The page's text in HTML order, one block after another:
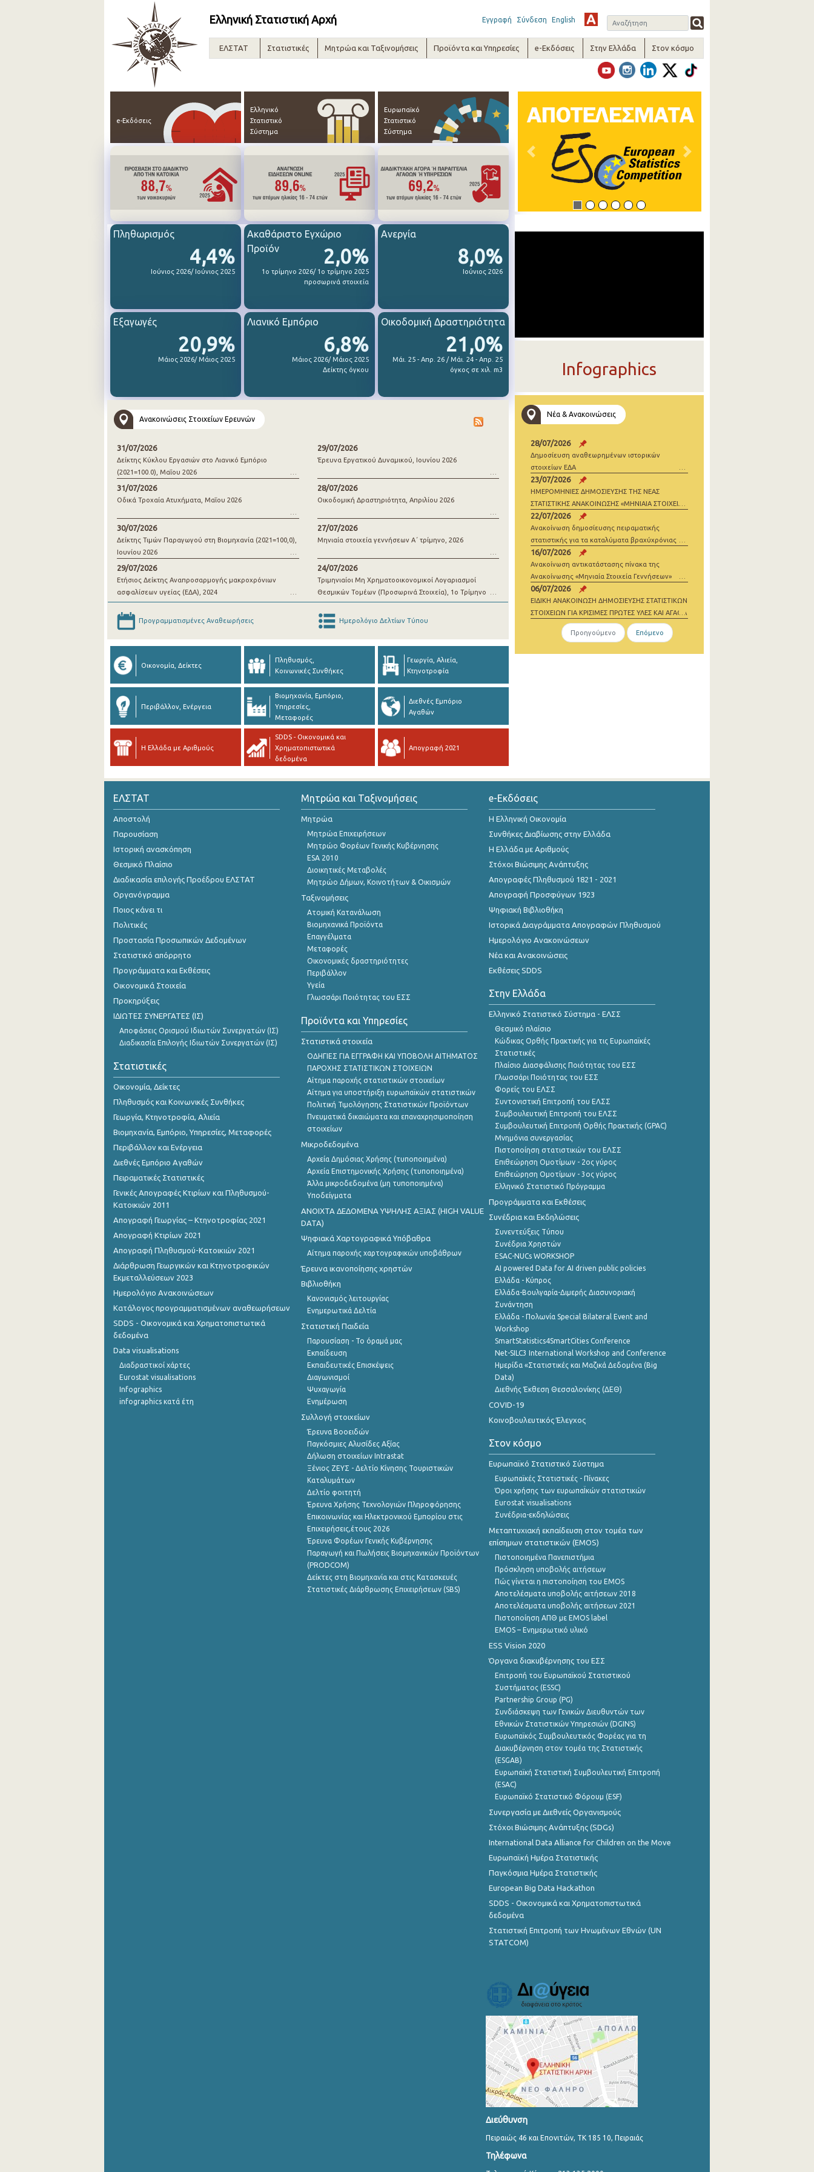
Ελληνική Στατιστική Αρχή Εγγραφή Σύνδεση English
ΕΛΣΤΑΤ Στατιστικές Μητρώα και Ταξινομήσεις Προϊόντα και Υπηρεσίες e-Εκδόσεις Στην Ελλάδα Στον κόσμο
e-Εκδόσεις
Ελληνικό
Στατιστικό
Σύστημα
Ευρωπαϊκό
Στατιστικό
Σύστημα
4,4%
Ιούνιος 2026/ Ιούνιος 2025
Πληθωρισμός
2,0%
1ο τρίμηνο 2026/ 1ο τρίμηνο 2025
προσωρινά στοιχεία
Ακαθάριστο Εγχώριο
Προϊόν
8,0%
Ιούνιος 2026
Ανεργία
20,9%
Μάιος 2026/ Μάιος 2025
Εξαγωγές
6,8%
Μάιος 2026/ Μάιος 2025
Δείκτης όγκου
Λιανικό Εμπόριο
21,0%
Μάι. 25 - Απρ. 26 / Μάι. 24 - Απρ. 25
όγκος σε χιλ. m3
Οικοδομική Δραστηριότητα
Ανακοινώσεις Στοιχείων Ερευνών
31/07/2026
Δείκτης Κύκλου Εργασιών στο Λιανικό Εμπόριο
(2021=100.0), Μαΐου 2026
31/07/2026
Οδικά Τροχαία Ατυχήματα, Μαΐου 2026
30/07/2026
Δείκτης Τιμών Παραγωγού στη Βιομηχανία (2021=100,0),
Ιουνίου 2026
29/07/2026
Ετήσιος Δείκτης Αναπροσαρμογής μακροχρόνιων
ασφαλίσεων υγείας (ΕΔΑ), 2024
29/07/2026
Έρευνα Εργατικού Δυναμικού, Ιουνίου 2026
28/07/2026
Οικοδομική Δραστηριότητα, Απριλίου 2026
27/07/2026
Μηνιαία στοιχεία γεννήσεων Α΄ τρίμηνο, 2026
24/07/2026
Τριμηνιαίοι Μη Χρηματοοικονομικοί Λογαριασμοί
Θεσμικών Τομέων (Προσωρινά Στοιχεία), 1o Τρίμηνο
2026
Προγραμματισμένες Αναθεωρήσεις Ημερολόγιο Δελτίων Τύπου
Οικονομία, Δείκτες
Πληθυσμός,
Κοινωνικές Συνθήκες
Γεωργία, Αλιεία,
Κτηνοτροφία
Περιβάλλον, Ενέργεια
Βιομηχανία, Εμπόριο,
Υπηρεσίες,
Μεταφορές
Διεθνές Εμπόριο
Αγαθών
Η Ελλάδα με Αριθμούς
SDDS - Οικονομικά και
Χρηματοπιστωτικά
δεδομένα
Απογραφή 2021
Previous Next
Infographics
Νέα & Ανακοινώσεις
28/07/2026
Δημοσίευση αναθεωρημένων ιστορικών
στοιχείων ΕΔΑ
23/07/2026
ΗΜΕΡΟΜΗΝΙΕΣ ΔΗΜΟΣΙΕΥΣΗΣ ΤΗΣ ΝΕΑΣ
ΣΤΑΤΙΣΤΙΚΗΣ ΑΝΑΚΟΙΝΩΣΗΣ «ΜΗΝΙΑΙΑ ΣΤΟΙΧΕΙΑ
ΓΕΝΝΗΣΕΩΝ» 2026
22/07/2026
Ανακοίνωση δημοσίευσης πειραματικής
στατιστικής για τα καταλύματα βραχύχρόνιας
μίσθωσης
16/07/2026
Ανακοίνωση αντικατάστασης πίνακα της
Ανακοίνωσης «Μηνιαία Στοιχεία Γεννήσεων»
06/07/2026
ΕΙΔΙΚΗ ΑΝΑΚΟΙΝΩΣΗ ΔΗΜΟΣΙΕΥΣΗΣ ΣΤΑΤΙΣΤΙΚΩΝ
ΣΤΟΙΧΕΙΩΝ ΓΙΑ ΚΡΙΣΙΜΕΣ ΠΡΩΤΕΣ ΥΛΕΣ ΚΑΙ ΑΓΑΘΑ
ΜΗΔΕΝΙΚΩΝ ΕΚΠΟΜΠΩΝ 2021-2023
Προηγούμενο
Επόμενο
ΕΛΣΤΑΤ
Αποστολή
Παρουσίαση
Ιστορική ανασκόπηση
Θεσμικό Πλαίσιο
Διαδικασία επιλογής Προέδρου ΕΛΣΤΑΤ
Οργανόγραμμα
Ποιος κάνει τι
Πολιτικές
Προστασία Προσωπικών Δεδομένων
Στατιστικό απόρρητο
Προγράμματα και Εκθέσεις
Οικονομικά Στοιχεία
Προκηρύξεις
ΙΔΙΩΤΕΣ ΣΥΝΕΡΓΑΤΕΣ (ΙΣ)
Αποφάσεις Ορισμού Ιδιωτών Συνεργατών (ΙΣ)
Διαδικασία Επιλογής Ιδιωτών Συνεργατών (ΙΣ)
Στατιστικές
Οικονομία, Δείκτες
Πληθυσμός και Κοινωνικές Συνθήκες
Γεωργία, Κτηνοτροφία, Αλιεία
Βιομηχανία, Εμπόριο, Υπηρεσίες, Μεταφορές
Περιβάλλον και Ενέργεια
Διεθνές Εμπόριο Αγαθών
Πειραματικές Στατιστικές
Γενικές Απογραφές Κτιρίων και Πληθυσμού-
Κατοικιών 2011
Απογραφή Γεωργίας – Κτηνοτροφίας 2021
Απογραφή Κτιρίων 2021
Απογραφή Πληθυσμού-Κατοικιών 2021
Διάρθρωση Γεωργικών και Κτηνοτροφικών
Εκμεταλλεύσεων 2023
Ημερολόγιο Ανακοινώσεων
Κατάλογος προγραμματισμένων αναθεωρήσεων
SDDS - Οικονομικά και Χρηματοπιστωτικά
δεδομένα
Data visualisations
Διαδραστικοί χάρτες
Eurostat visualisations
Infographics
infographics κατά έτη
Μητρώα και Ταξινομήσεις
Μητρώα
Μητρώα Επιχειρήσεων
Μητρώο Φορέων Γενικής Κυβέρνησης
ESA 2010
Διοικητικές Μεταβολές
Μητρώο Δήμων, Κοινοτήτων & Οικισμών
Ταξινομήσεις
Ατομική Κατανάλωση
Βιομηχανικά Προϊόντα
Επαγγέλματα
Μεταφορές
Οικονομικές δραστηριότητες
Περιβάλλον
Υγεία
Γλωσσάρι Ποιότητας του ΕΣΣ
Προϊόντα και Υπηρεσίες
Στατιστικά στοιχεία
ΟΔΗΓΙΕΣ ΓΙΑ ΕΓΓΡΑΦΗ ΚΑΙ ΥΠΟΒΟΛΗ ΑΙΤΗΜΑΤΟΣ
ΠΑΡΟΧΗΣ ΣΤΑΤΙΣΤΙΚΩΝ ΣΤΟΙΧΕΙΩΝ
Αίτημα παροχής στατιστικών στοιχείων
Αίτημα για υποστήριξη ευρωπαϊκών στατιστικών
Πολιτική Τιμολόγησης Στατιστικών Προϊόντων
Πνευματικά δικαιώματα και επαναχρησιμοποίηση
στοιχείων
Μικροδεδομένα
Αρχεία Δημόσιας Χρήσης (τυποποιημένα)
Αρχεία Επιστημονικής Χρήσης (τυποποιημένα)
Άλλα μικροδεδομένα (μη τυποποιημένα)
Υποδείγματα
ANOIXTA ΔΕΔΟΜΕΝΑ ΥΨΗΛΗΣ ΑΞΙΑΣ (HIGH VALUE
DATA)
Ψηφιακά Χαρτογραφικά Υπόβαθρα
Αίτημα παροχής χαρτογραφικών υποβάθρων
Έρευνα ικανοποίησης χρηστών
Βιβλιοθήκη
Κανονισμός λειτουργίας
Ενημερωτικά Δελτία
Στατιστική Παιδεία
Παρουσίαση - Το όραμά μας
Εκπαίδευση
Εκπαιδευτικές Επισκέψεις
Διαγωνισμοί
Ψυχαγωγία
Ενημέρωση
Συλλογή στοιχείων
Έρευνα Βοοειδών
Παγκόσμιες Αλυσίδες Αξίας
Δήλωση στοιχείων Intrastat
Ξένιος ΖΕΥΣ - Δελτίο Κίνησης Τουριστικών
Καταλυμάτων
Δελτίο φοιτητή
Έρευνα Χρήσης Τεχνολογιών Πληροφόρησης
Επικοινωνίας και Ηλεκτρονικού Εμπορίου στις
Επιχειρήσεις,έτους 2026
Έρευνα Φορέων Γενικής Κυβέρνησης
Παραγωγή και Πωλήσεις Βιομηχανικών Προϊόντων
(PRODCOM)
Δείκτες στη Βιομηχανία και στις Κατασκευές
Στατιστικές Διάρθρωσης Επιχειρήσεων (SBS)
e-Εκδόσεις
Η Ελληνική Οικονομία
Συνθήκες Διαβίωσης στην Ελλάδα
Η Ελλάδα με Αριθμούς
Στόχοι Βιώσιμης Ανάπτυξης
Απογραφές Πληθυσμού 1821 - 2021
Απογραφή Προσφύγων 1923
Ψηφιακή Βιβλιοθήκη
Ιστορικά Διαγράμματα Απογραφών Πληθυσμού
Ημερολόγιο Ανακοινώσεων
Νέα και Ανακοινώσεις
Εκθέσεις SDDS
Στην Ελλάδα
Ελληνικό Στατιστικό Σύστημα - ΕΛΣΣ
Θεσμικό πλαίσιο
Κώδικας Ορθής Πρακτικής για τις Ευρωπαϊκές
Στατιστικές
Πλαίσιο Διασφάλισης Ποιότητας του ΕΣΣ
Γλωσσάρι Ποιότητας του ΕΣΣ
Φορείς του ΕΛΣΣ
Συντονιστική Επιτροπή του ΕΛΣΣ
Συμβουλευτική Επιτροπή του ΕΛΣΣ
Συμβουλευτική Επιτροπή Ορθής Πρακτικής (GPAC)
Μνημόνια συνεργασίας
Πιστοποίηση στατιστικών του ΕΛΣΣ
Επιθεώρηση Ομοτίμων - 2ος γύρος
Επιθεώρηση Ομοτίμων - 3ος γύρος
Ελληνικό Στατιστικό Πρόγραμμα
Προγράμματα και Εκθέσεις
Συνέδρια και Εκδηλώσεις
Συνεντεύξεις Τύπου
Συνέδρια Χρηστών
ESAC-NUCs WORKSHOP
AI powered Data for AI driven public policies
Ελλάδα - Κύπρος
Ελλάδα-Βουλγαρία-Διμερής Διασυνοριακή
Συνάντηση
Ελλάδα - Πολωνία Special Bilateral Event and
Workshop
SmartStatistics4SmartCities Conference
Net-SILC3 International Workshop and Conference
Ημερίδα «Στατιστικές και Μαζικά Δεδομένα (Big
Data)
Διεθνής Έκθεση Θεσσαλονίκης (ΔΕΘ)
COVID-19
Κοινοβουλευτικός Έλεγχος
Στον κόσμο
Ευρωπαϊκό Στατιστικό Σύστημα
Ευρωπαϊκές Στατιστικές - Πίνακες
Όροι χρήσης των ευρωπαΪκών στατιστικών
Eurostat visualisations
Συνέδρια-εκδηλώσεις
Μεταπτυχιακή εκπαίδευση στον τομέα των
επίσημων στατιστικών (EMOS)
Πιστοποιημένα Πανεπιστήμια
Πρόσκληση υποβολής αιτήσεων
Πώς γίνεται η πιστοποίηση του EMOS
Αποτελέσματα υποβολής αιτήσεων 2018
Αποτελέσματα υποβολής αιτήσεων 2021
Πιστοποίηση ΑΠΘ με EMOS label
EMOS – Ενημερωτικό υλικό
ESS Vision 2020
Όργανα διακυβέρνησης του ΕΣΣ
Επιτροπή του Ευρωπαϊκού Στατιστικού
Συστήματος (ESSC)
Partnership Group (PG)
Συνδιάσκεψη των Γενικών Διευθυντών των
Εθνικών Στατιστικών Υπηρεσιών (DGINS)
Ευρωπαϊκός Συμβουλευτικός Φορέας για τη
Διακυβέρνηση στον τομέα της Στατιστικής
(ESGAB)
Ευρωπαϊκή Στατιστική Συμβουλευτική Επιτροπή
(ESAC)
Ευρωπαϊκό Στατιστικό Φόρουμ (ESF)
Συνεργασία με Διεθνείς Οργανισμούς
Στόχοι Βιώσιμης Ανάπτυξης (SDGs)
International Data Alliance for Children on the Move
Ευρωπαϊκή Ημέρα Στατιστικής
Παγκόσμια Ημέρα Στατιστικής
European Big Data Hackathon
SDDS - Οικονομικά και Χρηματοπιστωτικά
δεδομένα
Στατιστική Επιτροπή των Ηνωμένων Εθνών (UN
STATCOM)
Διεύθυνση
Πειραιώς 46 και Επονιτών, ΤΚ 185 10, Πειραιάς
Τηλέφωνα